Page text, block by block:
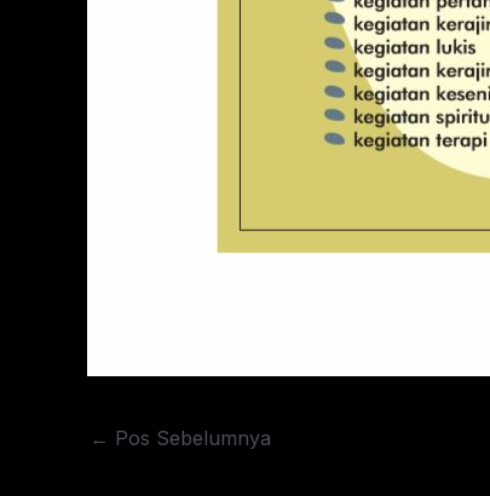
← Pos Sebelumnya